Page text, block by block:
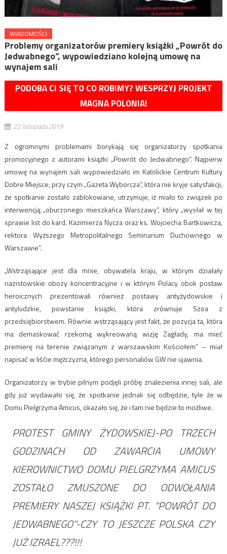
WIADOMOŚCI
Problemy organizatorów premiery książki „Powrót do
Jedwabnego”, wypowiedziano kolejną umowę na
wynajem sali
PODOBA CI SIĘ TO CO ROBIMY? WESPRZYJ PROJEKT
MAGNA POLONIA!
22 listopada 2019
Z ogromnymi problemami borykają się organizatorzy spotkania
promocyjnego z autorami książki „Powrót do Jedwabnego”. Najpierw
umowę na wynajem sali wypowiedziało im Katolickie Centrum Kultury
Dobre Miejsce, przy czym „Gazeta Wyborcza”, która nie kryje satysfakcji,
że spotkanie zostało zablokowane, utrzymuje, iż miało to związek po
interwencją „oburzonego mieszkańca Warszawy”, który „wysłał w tej
sprawie list do kard. Kazimierza Nycza oraz ks. Wojciecha Bartkowicza,
rektora Wyższego Metropolitalnego Seminarium Duchownego w
Warszawie”.
„Wstrząsające jest dla mnie, obywatela kraju, w którym działały
nazistowskie obozy koncentracyjne i w którym Polacy obok postaw
heroicznych prezentowali również postawy antyżydowskie i
antyludzkie, powstanie książki, która zrównuje Szoa z
przedsiębiorstwem. Równie wstrząsający jest fakt, że pozycja ta, która
ma demaskować rzekomą wykreowaną wizję Zagłady, ma mieć
premierę na terenie związanym z warszawskim Kościołem” – miał
napisać w liśćie mężczyzna, którego personaliów GW nie ujawnia.
Organizatorzy w trybie pilnym podjęli próbę znalezienia innej sali, ale
gdy już wydawało się, że spotkanie jednak się odbędzie, tyle że w
Domu Pielgrzyma Amicus, okazało się, że i tam nie będzie to możliwe.
PROTEST GMINY ŻYDOWSKIEJ-PO TRZECH
GODZINACH OD ZAWARCIA UMOWY
KIEROWNICTWO DOMU PIELGRZYMA AMICUS
ZOSTAŁO ZMUSZONE DO ODWOŁANIA
PREMIERY NASZEJ KSIĄŻKI PT. "POWRÓT DO
JEDWABNEGO"-CZY TO JESZCZE POLSKA CZY
JUŻ IZRAEL???!!!